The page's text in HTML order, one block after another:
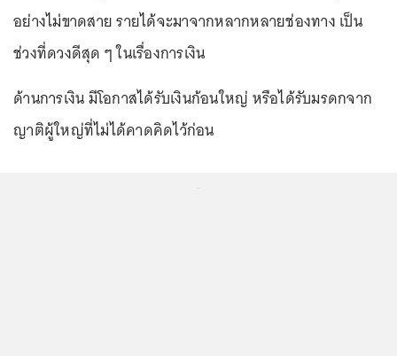
อย่างไม่ขาดสาย รายได้จะมาจากหลากหลายช่องทาง เป็น
ช่วงที่ดวงดีสุด ๆ ในเรื่องการเงิน
ด้านการเงิน มีโอกาสได้รับเงินก้อนใหญ่ หรือได้รับมรดกจาก
ญาติผู้ใหญ่ที่ไม่ได้คาดคิดไว้ก่อน